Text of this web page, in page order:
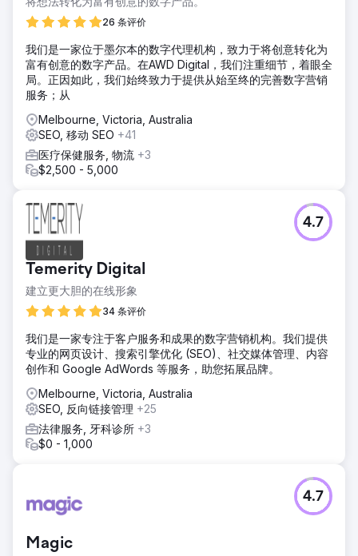
26 条评价
我们是一家位于墨尔本的数字代理机构，致力于将创意转化为
富有创意的数字产品。在AWD Digital，我们注重细节，着眼全
局。正因如此，我们始终致力于提供从始至终的完善数字营销
服务；从
Melbourne, Victoria, Australia
SEO, 移动 SEO +41
医疗保健服务, 物流 +3
$2,500 - 5,000
Temerity Digital
建立更大胆的在线形象
34 条评价
4.7
我们是一家专注于客户服务和成果的数字营销机构。我们提供
专业的网页设计、搜索引擎优化 (SEO)、社交媒体管理、内容
创作和 Google AdWords 等服务，助您拓展品牌。
Melbourne, Victoria, Australia
SEO, 反向链接管理 +25
法律服务, 牙科诊所 +3
$0 - 1,000
Magic
4.7